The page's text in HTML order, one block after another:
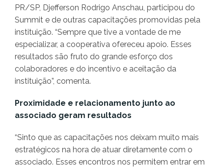
PR/SP, Djefferson Rodrigo Anschau, participou do
Summit e de outras capacitações promovidas pela
instituição. “Sempre que tive a vontade de me
especializar, a cooperativa ofereceu apoio. Esses
resultados são fruto do grande esforço dos
colaboradores e do incentivo e aceitação da
instituição”, comenta.
Proximidade e relacionamento junto ao
associado geram resultados
“Sinto que as capacitações nos deixam muito mais
estratégicos na hora de atuar diretamente com o
associado. Esses encontros nos permitem entrar em